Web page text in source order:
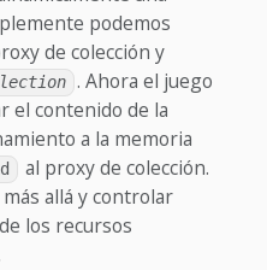
podemos
de colección y
. Ahora el juego
el contenido de la
a la memoria
al proxy de colección.
allá y controlar
los recursos